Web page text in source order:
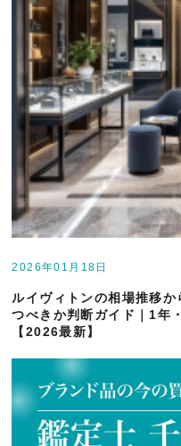
2026年01月18日
ルイヴィトンの相場推移
つべきか判断ガイド｜1年
【2026最新】